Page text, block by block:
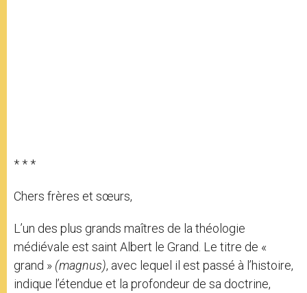
* * *
Chers frères et sœurs,
L’un des plus grands maîtres de la théologie
médiévale est saint Albert le Grand. Le titre de «
grand » (magnus), avec lequel il est passé à l’histoire,
indique l’étendue et la profondeur de sa doctrine,